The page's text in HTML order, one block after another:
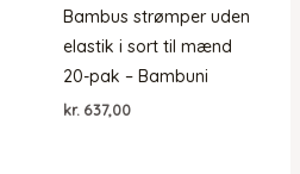
Bambus strømper uden
elastik i sort til mænd
20-pak – Bambuni
kr. 637,00